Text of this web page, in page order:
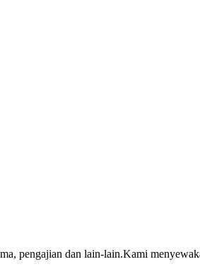
pengajian dan lain-lain.Kami